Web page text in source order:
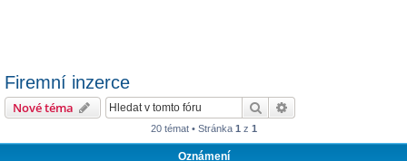
Firemní inzerce
Nové téma Hledat
20 témat • Stránka 1 z 1
Oznámení